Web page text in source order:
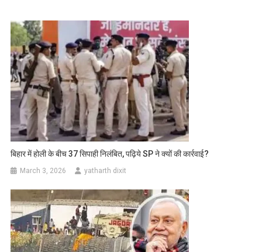
बिहार में होली के बीच 37 सिपाही निलंबित, पढ़िये SP ने क्यों की कार्रवाई?
March 3, 2026 yatharth dixit